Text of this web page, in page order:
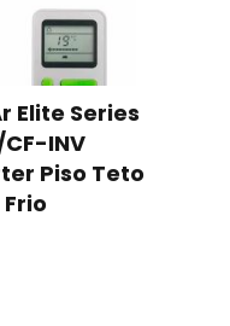
Elite Series
CF-INV
Piso Teto